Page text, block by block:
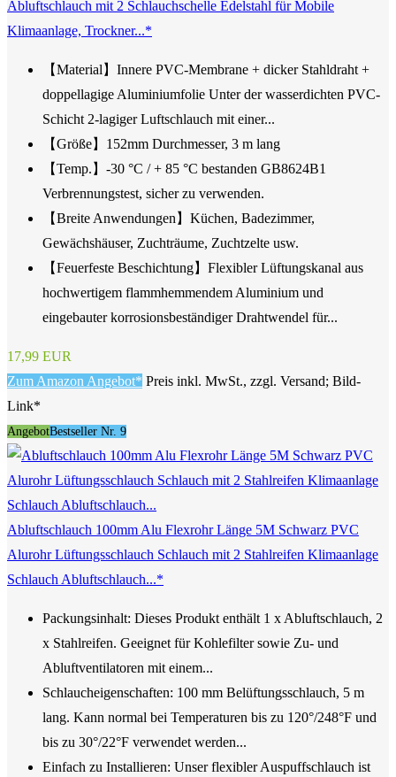
Abluftschlauch mit 2 Schlauchschelle Edelstahl für Mobile
Klimaanlage, Trockner...*
【Material】Innere PVC-Membrane + dicker Stahldraht +
doppellagige Aluminiumfolie Unter der wasserdichten PVC-
Schicht 2-lagiger Luftschlauch mit einer...
【Größe】152mm Durchmesser, 3 m lang
【Temp.】-30 °C / + 85 °C bestanden GB8624B1
Verbrennungstest, sicher zu verwenden.
【Breite Anwendungen】Küchen, Badezimmer,
Gewächshäuser, Zuchträume, Zuchtzelte usw.
【Feuerfeste Beschichtung】Flexibler Lüftungskanal aus
hochwertigem flammhemmendem Aluminium und
eingebauter korrosionsbeständiger Drahtwendel für...
17,99 EUR
Zum Amazon Angebot* Preis inkl. MwSt., zzgl. Versand; Bild-
Link*
AngebotBestseller Nr. 9
Abluftschlauch 100mm Alu Flexrohr Länge 5M Schwarz PVC
Alurohr Lüftungsschlauch Schlauch mit 2 Stahlreifen Klimaanlage
Schlauch Abluftschlauch...*
Packungsinhalt: Dieses Produkt enthält 1 x Abluftschlauch, 2
x Stahlreifen. Geeignet für Kohlefilter sowie Zu- und
Abluftventilatoren mit einem...
Schlaucheigenschaften: 100 mm Belüftungsschlauch, 5 m
lang. Kann normal bei Temperaturen bis zu 120°/248°F und
bis zu 30°/22°F verwendet werden...
Einfach zu Installieren: Unser flexibler Auspuffschlauch ist